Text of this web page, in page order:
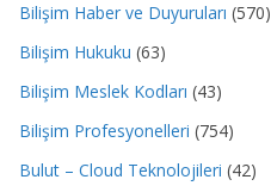
Bilişim Haber ve Duyuruları (570)
Bilişim Hukuku (63)
Bilişim Meslek Kodları (43)
Bilişim Profesyonelleri (754)
Bulut – Cloud Teknolojileri (42)